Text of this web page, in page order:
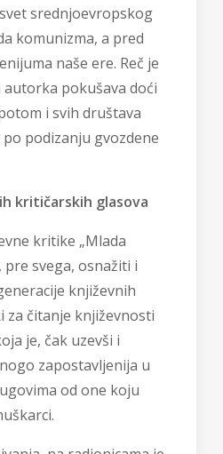
srednjoevropskog
komunizma, a pred
naše ere. Reč je
pokušava doći
i svih društava
podizanju gvozdene
kritičarskih glasova
kritike „Mlada
pre svega, osnažiti i
književnih
čitanje književnosti
je, čak uzevši i
zapostavljenija u
od one koju